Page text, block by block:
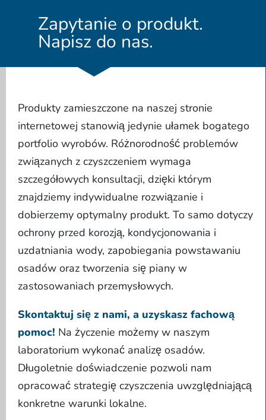
Zapytanie o produkt.
Napisz do nas.
Produkty zamieszczone na naszej stronie
internetowej stanowią jedynie ułamek bogatego
portfolio wyrobów. Różnorodność problemów
związanych z czyszczeniem wymaga
szczegółowych konsultacji, dzięki którym
znajdziemy indywidualne rozwiązanie i
dobierzemy optymalny produkt. To samo dotyczy
ochrony przed korozją, kondycjonowania i
uzdatniania wody, zapobiegania powstawaniu
osadów oraz tworzenia się piany w
zastosowaniach przemysłowych.
Skontaktuj się z nami, a uzyskasz fachową
pomoc! Na życzenie możemy w naszym
laboratorium wykonać analizę osadów.
Długoletnie doświadczenie pozwoli nam
opracować strategię czyszczenia uwzględniającą
konkretne warunki lokalne.